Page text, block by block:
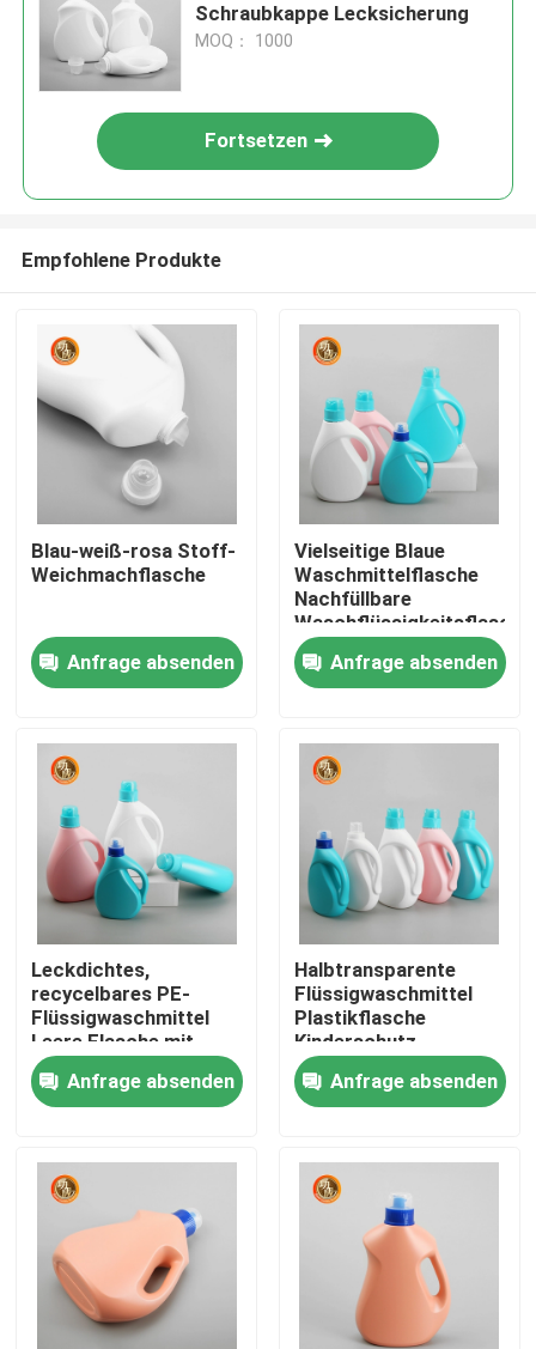
Startseite
Videos
VR Show
Über uns
Fabrik Tour
Qualitätskontrolle
Kontakt
Nachrichten
Plastiktablettenfläschchen
Schraubkappe Lecksicherung
MOQ： 1000
Fortsetzen
Empfohlene Produkte
Blau-weiß-rosa Stoff-
Weichmachflasche
Anfrage absenden
Vielseitige Blaue
Waschmittelflasche
Nachfüllbare
Waschflüssigkeitsflasche
Anfrage absenden
Leckdichtes,
recycelbares PE-
Flüssigwaschmittel
Leere Flasche mit
Schraubkappe
Anfrage absenden
Halbtransparente
Flüssigwaschmittel
Plastikflasche
Kinderschutz
Anfrage absenden